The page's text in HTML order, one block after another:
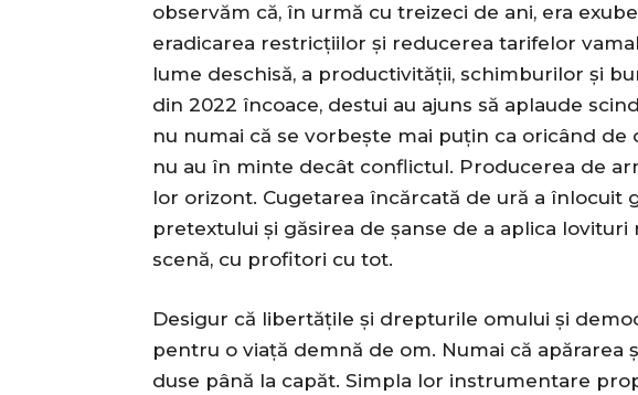
observăm că, în urmă cu treizeci de ani, era
eradicarea restricțiilor și reducerea tarifelor
lume deschisă, a productivității, schimburilor și
din 2022 încoace, destui au ajuns să aplaude
nu numai că se vorbește mai puțin ca oricând de
nu au în minte decât conflictul. Producerea de
lor orizont. Cugetarea încărcată de ură a înlocuit
pretextului și găsirea de șanse de a aplica
scenă, cu profitori cu tot.
Desigur că libertățile și drepturile omului și
pentru o viață demnă de om. Numai că apărarea
duse până la capăt. Simpla lor instrumentare